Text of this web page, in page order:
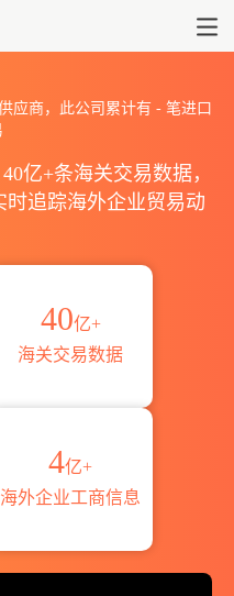
应商，此公司累计有 -笔进口
亿+条海关交易数据，
追踪海外企业贸易动
40亿+
海关交易数据
4亿+
海外企业工商信息